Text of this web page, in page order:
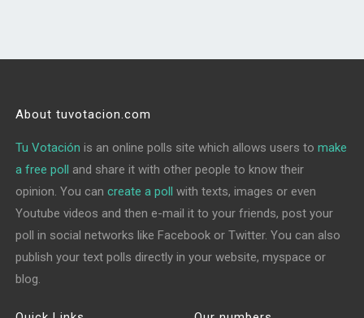
About tuvotacion.com
Tu Votación is an online polls site which allows users tomake
a free poll and share it with other people to know their
opinion. You cancreate a poll with texts, images or even
Youtube videos and then e-mail it to your friends, post your
poll in social networks like Facebook or Twitter. You can also
publish your text polls directly in your website, myspace or
blog.